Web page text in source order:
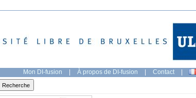
Mon DI-fusion | À propos de DI-fusion | Contact |